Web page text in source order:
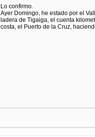
Lo confirmo.
Ayer Domingo, he estado por el
ladera de Tigaiga, el cuenta
costa, el Puerto de la Cruz,